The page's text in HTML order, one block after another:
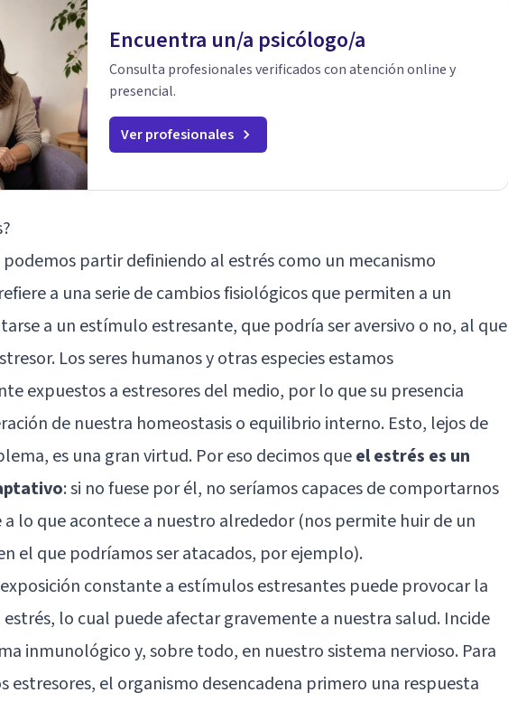
Encuentra un/a psicólogo/a
Consulta profesionales verificados con atención online y
presencial.
Ver profesionales
partir definiendo al estrés como un mecanismo
a una serie de cambios fisiológicos que permiten a un
a un estímulo estresante, que podría ser aversivo o no, al que
Los seres humanos y otras especies estamos
expuestos a estresores del medio, por lo que su presencia
de nuestra homeostasis o equilibrio interno. Esto, lejos de
es una gran virtud. Por eso decimos queel estrés es un
: si no fuese por él, no seríamos capaces de comportarnos
lo que acontece a nuestro alrededor (nos permite huir de un
el que podríamos ser atacados, por ejemplo).
constante a estímulos estresantes puede provocar la
lo cual puede afectar gravemente a nuestra salud. Incide
inmunológico y, sobre todo, en nuestro sistema nervioso. Para
estresores, el organismo desencadena primero una respuesta